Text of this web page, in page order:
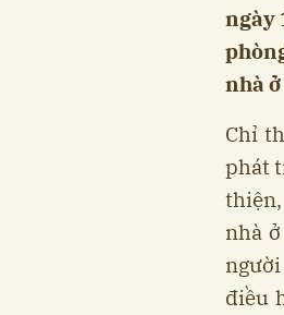
ngày
nhà
Chỉ
phát
nhà
điều